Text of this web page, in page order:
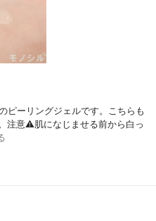
ピーリングジェルです。こちらも
注意⚠肌になじませる前から白っ